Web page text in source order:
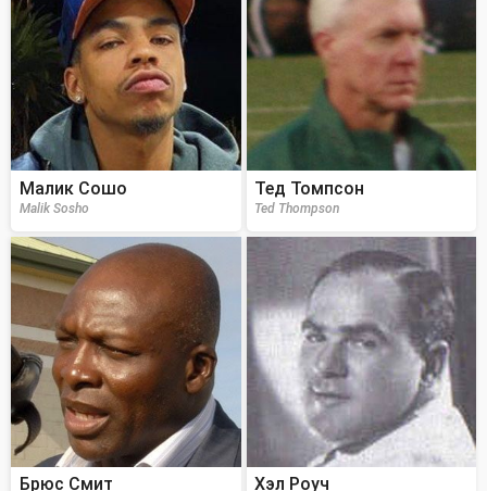
Малик Сошо
Malik Sosho
Тед Томпсон
Ted Thompson
Брюс Смит Хэл Роуч